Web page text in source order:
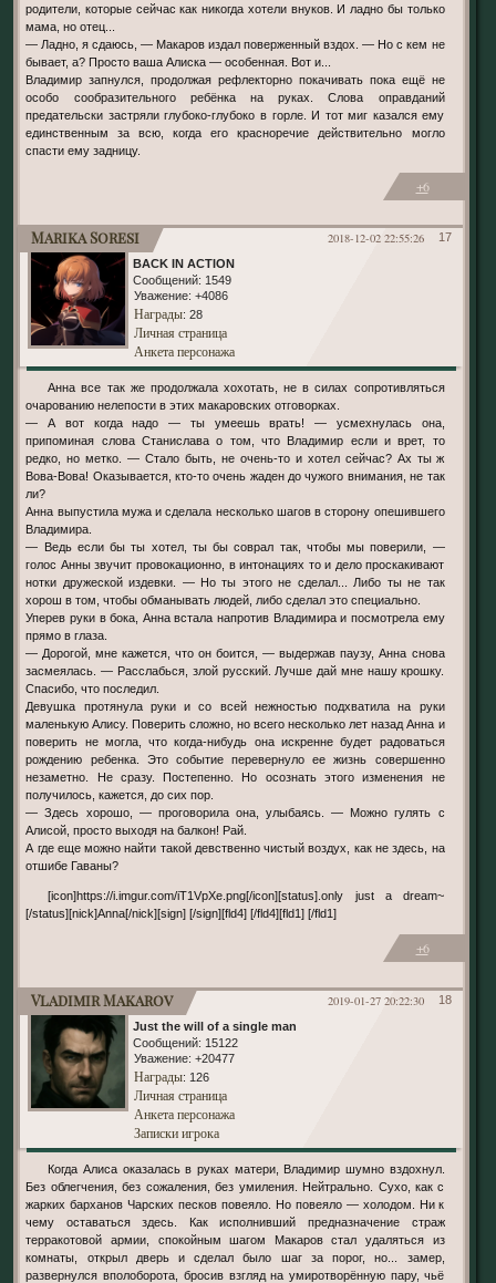
родители, которые сейчас как никогда хотели внуков. И ладно бы только
мама, но отец...
— Ладно, я сдаюсь, — Макаров издал поверженный вздох. — Но с кем не
бывает, а? Просто ваша Алиска — особенная. Вот и...
Владимир запнулся, продолжая рефлекторно покачивать пока ещё не
особо сообразительного ребёнка на руках. Слова оправданий
предательски застряли глубоко-глубоко в горле. И тот миг казался ему
единственным за всю, когда его красноречие действительно могло
спасти ему задницу.
+6
17
2018-12-02 22:55:26
Marika Soresi
BACK IN ACTION
Сообщений: 1549
Уважение: +4086
Награды: 28
Личная страница
Анкета персонажа
Анна все так же продолжала хохотать, не в силах сопротивляться
очарованию нелепости в этих макаровских отговорках.
— А вот когда надо — ты умеешь врать! — усмехнулась она,
припоминая слова Станислава о том, что Владимир если и врет, то
редко, но метко. — Стало быть, не очень-то и хотел сейчас? Ах ты ж
Вова-Вова! Оказывается, кто-то очень жаден до чужого внимания, не так
ли?
Анна выпустила мужа и сделала несколько шагов в сторону опешившего
Владимира.
— Ведь если бы ты хотел, ты бы соврал так, чтобы мы поверили, —
голос Анны звучит провокационно, в интонациях то и дело проскакивают
нотки дружеской издевки. — Но ты этого не сделал... Либо ты не так
хорош в том, чтобы обманывать людей, либо сделал это специально.
Уперев руки в бока, Анна встала напротив Владимира и посмотрела ему
прямо в глаза.
— Дорогой, мне кажется, что он боится, — выдержав паузу, Анна снова
засмеялась. — Расслабься, злой русский. Лучше дай мне нашу крошку.
Спасибо, что последил.
Девушка протянула руки и со всей нежностью подхватила на руки
маленькую Алису. Поверить сложно, но всего несколько лет назад Анна и
поверить не могла, что когда-нибудь она искренне будет радоваться
рождению ребенка. Это событие перевернуло ее жизнь совершенно
незаметно. Не сразу. Постепенно. Но осознать этого изменения не
получилось, кажется, до сих пор.
— Здесь хорошо, — проговорила она, улыбаясь. — Можно гулять с
Алисой, просто выходя на балкон! Рай.
А где еще можно найти такой девственно чистый воздух, как не здесь, на
отшибе Гаваны?
[icon]https://i.imgur.com/iT1VpXe.png[/icon][status].only just a dream~
[/status][nick]Anna[/nick][sign] [/sign][fld4] [/fld4][fld1] [/fld1]
+6
18
2019-01-27 20:22:30
Vladimir Makarov
Just the will of a single man
Сообщений: 15122
Уважение: +20477
Награды: 126
Личная страница
Анкета персонажа
Записки игрока
Когда Алиса оказалась в руках матери, Владимир шумно вздохнул.
Без облегчения, без сожаления, без умиления. Нейтрально. Сухо, как с
жарких барханов Чарских песков повеяло. Но повеяло — холодом. Ни к
чему оставаться здесь. Как исполнивший предназначение страж
терракотовой армии, спокойным шагом Макаров стал удаляться из
комнаты, открыл дверь и сделал было шаг за порог, но... замер,
развернулся вполоборота, бросив взгляд на умиротворённую пару, чьё